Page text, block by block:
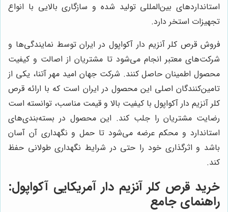
استانداردهای بین‌المللی تولید شده و سازگاری بالایی با انواع
تجهیزات استخر دارد.
فروش قرص کلر آنزیم دار آکواپول در ایران توسط نمایندگی‌ها و
شرکت‌های معتبر انجام می‌شود تا مشتریان از اصالت و کیفیت
محصول اطمینان حاصل کنند. شرکت جهان امید مهر آتنا، یکی از
تامین‌کنندگان اصلی این محصول در ایران است که با ارائه قرص
کلر آنزیم دار آکواپول با کیفیت بالا و قیمت مناسب، توانسته است
رضایت مشتریان را جلب کند. این محصول در بسته‌بندی‌های
استاندارد و محکم عرضه می‌شود تا حمل و نگهداری آن آسان
باشد و اثرگذاری خود را حتی در شرایط نگهداری طولانی حفظ
کند.
خرید قرص کلر آنزیم دار آمریکایی آکواپول:
راهنمای جامع